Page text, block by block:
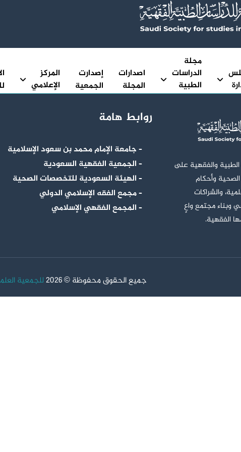
مجلة
الدراسات
الطبية
الفقهية
اصدارات
المجلة
إصدارت
الجمعية
المركز
الإعلامي
والفقهية على
وأحكام
والشراكات
وبناء مجتمع واعٍ
الفقهية.
روابط هامة
– جامعة الإمام محمد بن سعود الإسلامية
– الجمعية الفقهية السعودية
– الهيئة السعودية للتخصصات الصحية
– مجمع الفقه الإسلامي الدولي
– المجمع الفقهي الإسلامي
جميع الحقوق محفوظة © 2026 للجمعية